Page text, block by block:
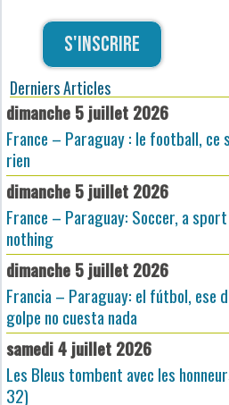
S'inscrire
Derniers Articles
dimanche 5 juillet 2026
France – Paraguay : le football,
rien
dimanche 5 juillet 2026
France – Paraguay: Soccer, a
nothing
dimanche 5 juillet 2026
Francia – Paraguay: el fútbol, ese
golpe no cuesta nada
samedi 4 juillet 2026
Les Bleus tombent avec les
32)